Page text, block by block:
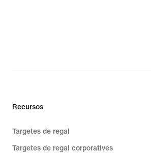
Recursos
Targetes de regal
Targetes de regal corporatives